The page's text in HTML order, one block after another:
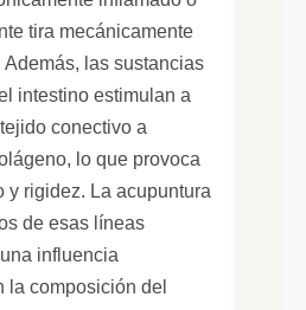
tira mecánicamente
las sustancias
intestino estimulan a
conectivo a
lo que provoca
y rigidez. La acupuntura
de esas líneas
influencia
la composición del